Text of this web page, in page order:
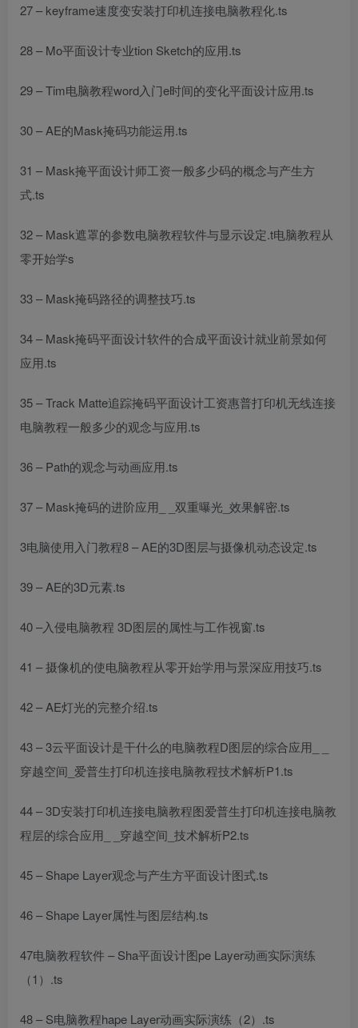
27 – keyframe速度变安装打印机连接电脑教程化.ts
28 – Mo平面设计专业tion Sketch的应用.ts
29 – Tim电脑教程word入门e时间的变化平面设计应用.ts
30 – AE的Mask掩码功能运用.ts
31 – Mask掩平面设计师工资一般多少码的概念与产生方
式.ts
32 – Mask遮罩的参数电脑教程软件与显示设定.t电脑教程从
零开始学s
33 – Mask掩码路径的调整技巧.ts
34 – Mask掩码平面设计软件的合成平面设计就业前景如何
应用.ts
35 – Track Matte追踪掩码平面设计工资惠普打印机无线连接
电脑教程一般多少的观念与应用.ts
36 – Path的观念与动画应用.ts
37 – Mask掩码的进阶应用_ _双重曝光_效果解密.ts
3电脑使用入门教程8 – AE的3D图层与摄像机动态设定.ts
39 – AE的3D元素.ts
40 –入侵电脑教程 3D图层的属性与工作视窗.ts
41 – 摄像机的使电脑教程从零开始学用与景深应用技巧.ts
42 – AE灯光的完整介绍.ts
43 – 3云平面设计是干什么的电脑教程D图层的综合应用_ _
穿越空间_ 爱普生打印机连接电脑教程技术解析P1.ts
44 – 3D安装打印机连接电脑教程图爱普生打印机连接电脑教
程层的综合应用_ _穿越空间_技术解析P2.ts
45 – Shape Layer观念与产生方平面设计图式.ts
46 – Shape Layer属性与图层结构.ts
47电脑教程软件– Sha平面设计图pe Layer动画实际演练
（1）.ts
48 – S电脑教程hape Layer动画实际演练（2）.ts